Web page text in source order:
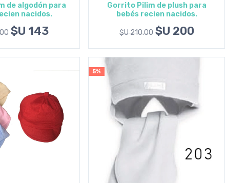
al carrito
de algodón para
nacidos.
$U 143
Agregar al carrito
Gorrito Pilim de plush para
bebés recien nacidos.
$U 210.00 $U 200
5%